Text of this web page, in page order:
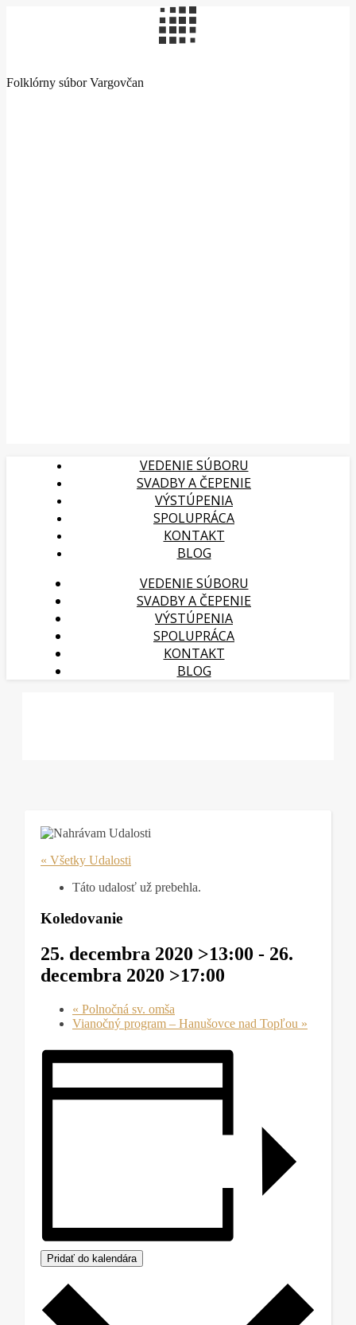
Folklórny súbor Vargovčan
VEDENIE SÚBORU
SVADBY A ČEPENIE
VÝSTÚPENIA
SPOLUPRÁCA
KONTAKT
BLOG
VEDENIE SÚBORU
SVADBY A ČEPENIE
VÝSTÚPENIA
SPOLUPRÁCA
KONTAKT
BLOG
« Všetky Udalosti
Táto udalosť už prebehla.
Koledovanie
25. decembra 2020 >13:00 - 26.
decembra 2020 >17:00
« Polnočná sv. omša
Vianočný program – Hanušovce nad Topľou »
Pridať do kalendára